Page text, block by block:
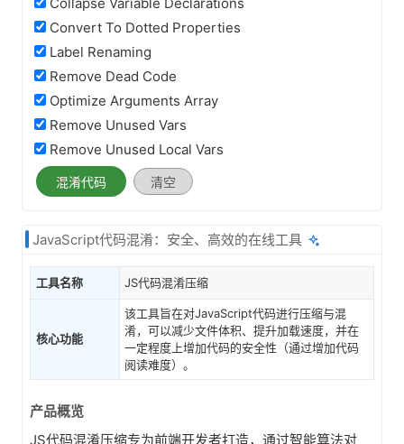
Convert To Dotted Properties
Label Renaming
Remove Dead Code
Optimize Arguments Array
Remove Unused Vars
Remove Unused Local Vars
混淆代码 清空
JavaScript代码混淆：安全、高效的在线工具
工具名称 JS代码混淆压缩
核心功能
该工具旨在对JavaScript代码进行压缩与混
淆，可以减少文件体积、提升加载速度，并在
一定程度上增加代码的安全性（通过增加代码
阅读难度）。
产品概览
JS代码混淆压缩专为前端开发者打造，通过智能算法对